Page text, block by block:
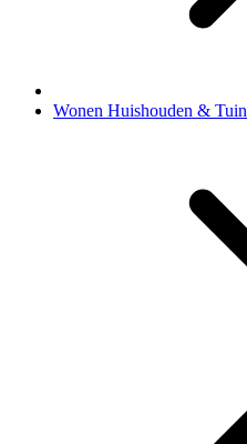
Wonen Huishouden & Tuin